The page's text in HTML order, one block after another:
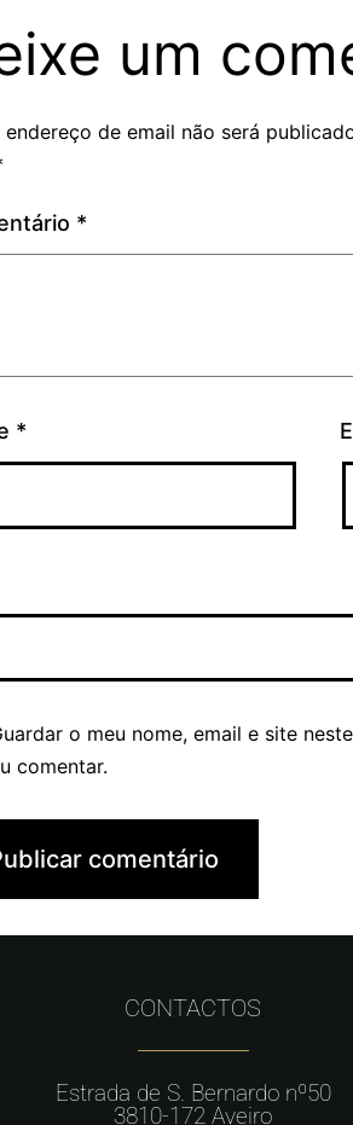
um
endereço de email não será
*
*
o meu nome, email e site
comentar.
CONTACTOS
Estrada de S. Bernardo nº50
3810-172 Aveiro